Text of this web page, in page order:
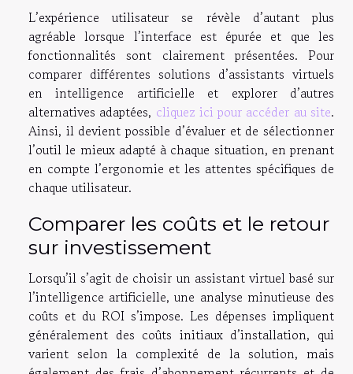
L’expérience utilisateur se révèle d’autant plus
agréable lorsque l’interface est épurée et que les
fonctionnalités sont clairement présentées. Pour
comparer différentes solutions d’assistants virtuels
en intelligence artificielle et explorer d’autres
alternatives adaptées, cliquez ici pour accéder au site.
Ainsi, il devient possible d’évaluer et de sélectionner
l’outil le mieux adapté à chaque situation, en prenant
en compte l’ergonomie et les attentes spécifiques de
chaque utilisateur.
Comparer les coûts et le retour
sur investissement
Lorsqu’il s’agit de choisir un assistant virtuel basé sur
l’intelligence artificielle, une analyse minutieuse des
coûts et du ROI s’impose. Les dépenses impliquent
généralement des coûts initiaux d’installation, qui
varient selon la complexité de la solution, mais